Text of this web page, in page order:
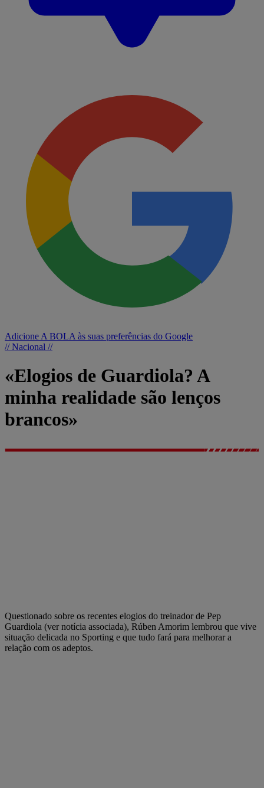
Adicione A BOLA às suas preferências do Google
// Nacional //
«Elogios de Guardiola? A
minha realidade são lenços
brancos»
Questionado sobre os recentes elogios do treinador de Pep
Guardiola (ver notícia associada), Rúben Amorim lembrou que vive
situação delicada no Sporting e que tudo fará para melhorar a
relação com os adeptos.